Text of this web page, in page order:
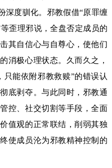
深度驯化。邪教假借“原罪缠
歪理邪说，全盘否定成员的
其自信心与自尊心，使他们
消极心理状态。久而久之，
只能依附邪教救赎”的错误认
底剥夺。与此同时，邪教通
控、社交切割等手段，全面
值观的正常联结，削弱其独
使成员沦为邪教精神控制的